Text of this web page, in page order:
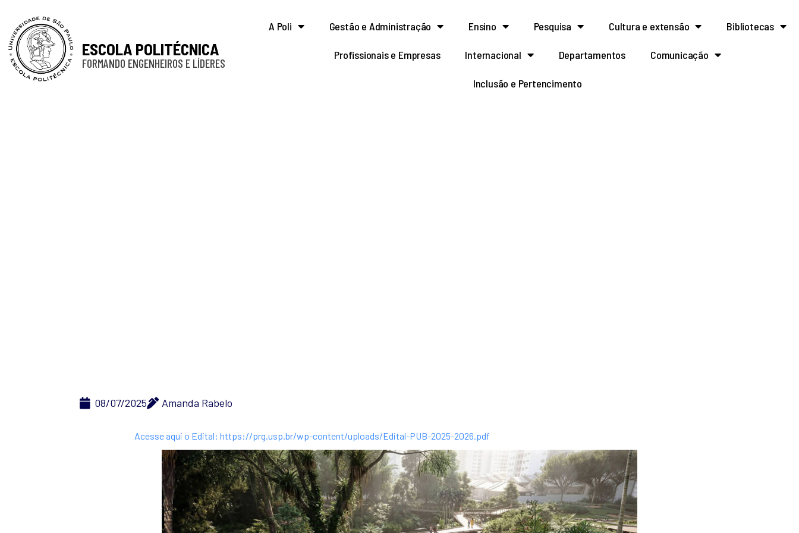
ESCOLA POLITÉCNICA
FORMANDO ENGENHEIROS E LÍDERES
A Poli Gestão e Administração Ensino Pesquisa Cultura e extensão Bibliotecas
Profissionais e Empresas Internacional Departamentos Comunicação
Inclusão e Pertencimento
08/07/2025 Amanda Rabelo
Acesse aqui o Edital: https://prg.usp.br/wp-content/uploads/Edital-PUB-2025-2026.pdf